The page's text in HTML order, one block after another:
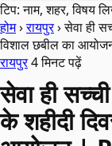
टिप: नाम, शहर, विषय
होम›रायपुर›सेवा ही
विशाल छबील का
रायपुर4 मिनट पढ़ें
सेवा ही
के शहीदी